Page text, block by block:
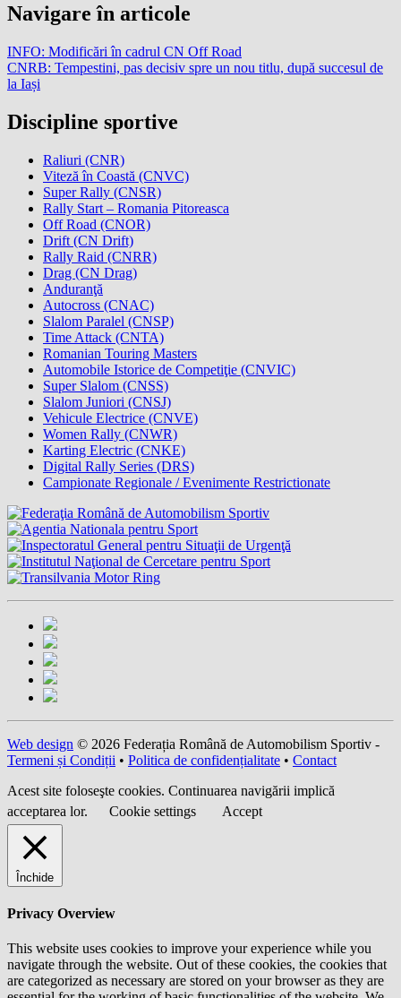
Navigare în articole
INFO: Modificări în cadrul CN Off Road
CNRB: Tempestini, pas decisiv spre un nou titlu, după succesul de
la Iași
Discipline sportive
Raliuri (CNR)
Viteză în Coastă (CNVC)
Super Rally (CNSR)
Rally Start – Romania Pitoreasca
Off Road (CNOR)
Drift (CN Drift)
Rally Raid (CNRR)
Drag (CN Drag)
Anduranţă
Autocross (CNAC)
Slalom Paralel (CNSP)
Time Attack (CNTA)
Romanian Touring Masters
Automobile Istorice de Competiţie (CNVIC)
Super Slalom (CNSS)
Slalom Juniori (CNSJ)
Vehicule Electrice (CNVE)
Women Rally (CNWR)
Karting Electric (CNKE)
Digital Rally Series (DRS)
Campionate Regionale / Evenimente Restrictionate
Web design © 2026 Federația Română de Automobilism Sportiv -
Termeni și Condiții • Politica de confidențialitate • Contact
Acest site foloseşte cookies. Continuarea navigării implică
acceptarea lor.
Cookie settings Accept
Închide
Privacy Overview
This website uses cookies to improve your experience while you
navigate through the website. Out of these cookies, the cookies that
are categorized as necessary are stored on your browser as they are